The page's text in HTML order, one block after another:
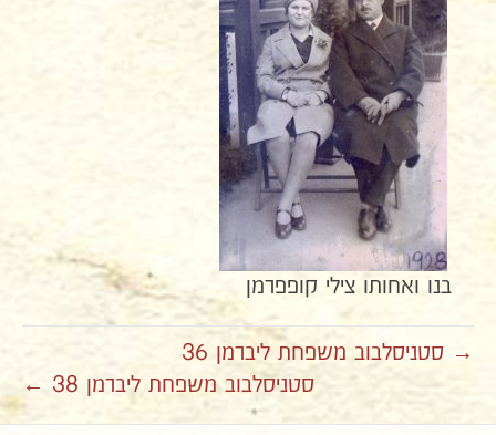
בנו ואחותו צילי קופפרמן
→ סטניסלבוב משפחת ליברמן 36
סטניסלבוב משפחת ליברמן 38 ←